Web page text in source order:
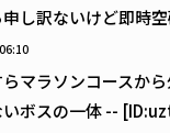
し訳ないけど即時
マラソンコースか
ボスの一体 --